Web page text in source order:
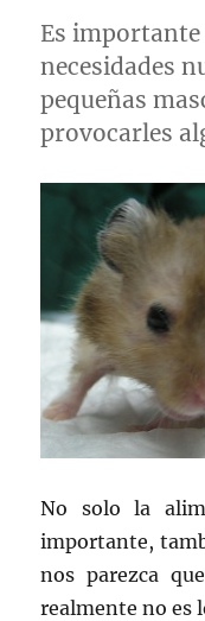
Es importante
necesidades
pequeñas
provocarles
No solo la
importante,
nos parezca
realmente no es